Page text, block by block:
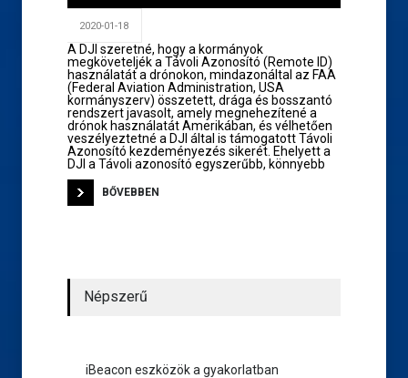
2020-01-18
A DJI szeretné, hogy a kormányok
megköveteljék a Távoli Azonosító (Remote ID)
használatát a drónokon, mindazonáltal az FAA
(Federal Aviation Administration, USA
kormányszerv) összetett, drága és bosszantó
rendszert javasolt, amely megnehezítené a
drónok használatát Amerikában, és vélhetően
veszélyeztetné a DJI által is támogatott Távoli
Azonosító kezdeményezés sikerét. Ehelyett a
DJI a Távoli azonosító egyszerűbb, könnyebb
BŐVEBBEN
Népszerű
iBeacon eszközök a gyakorlatban